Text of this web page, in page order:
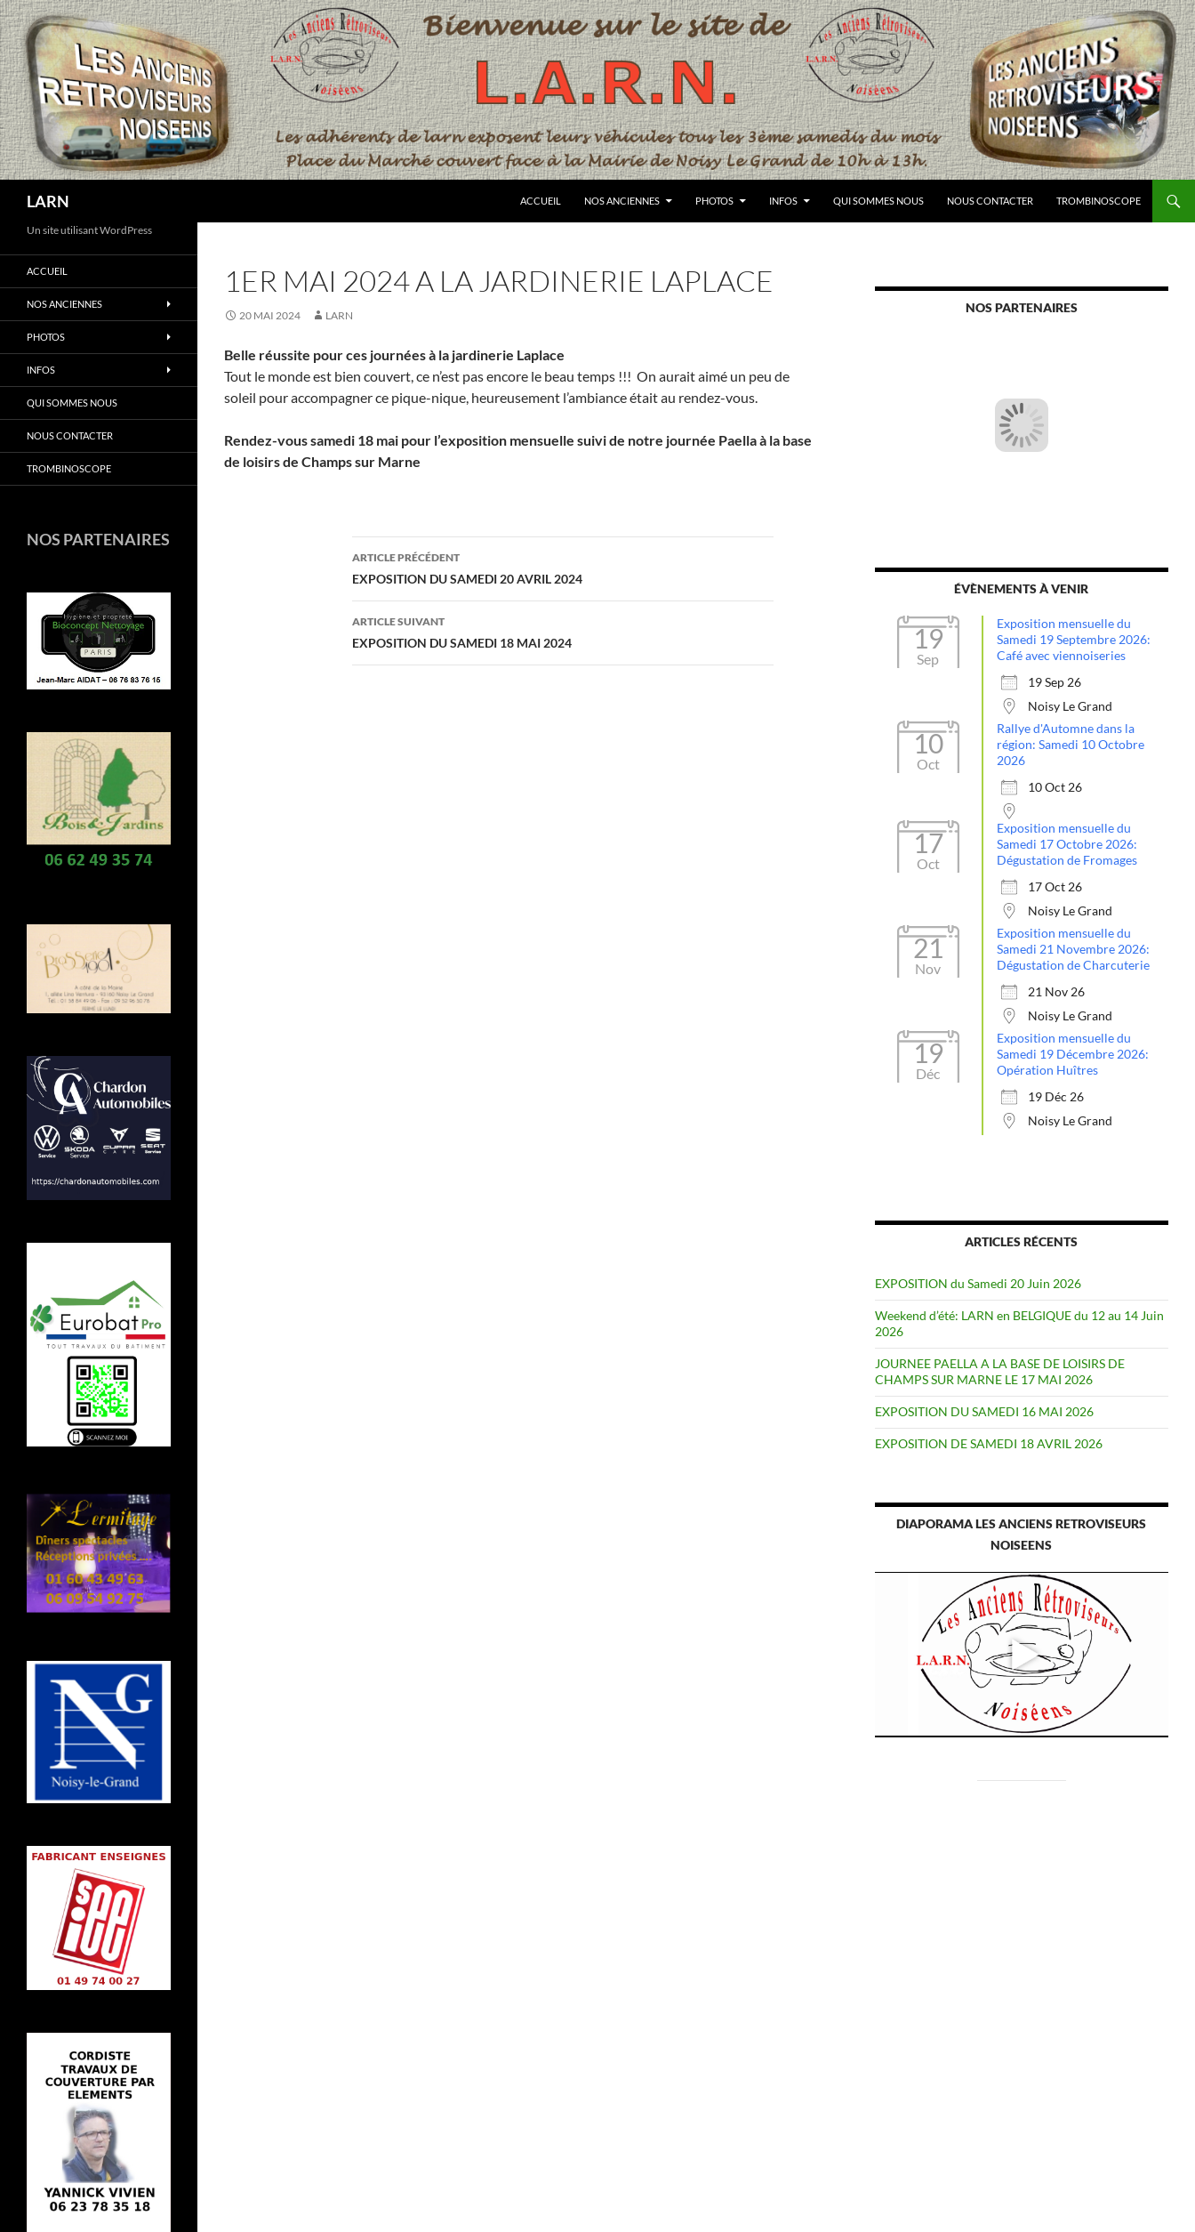
Aller
au
contenu
LARN ACCUEIL NOS ANCIENNES PHOTOS INFOS QUI SOMMES NOUS NOUS CONTACTER TROMBINOSCOPE
1ER MAI 2024 A LA JARDINERIE LAPLACE
20 MAI 2024 LARN
Belle réussite pour ces journées à la jardinerie Laplace
Tout le monde est bien couvert, ce n’est pas encore le beau temps !!! On aurait aimé un peu de
soleil pour accompagner ce pique-nique, heureusement l’ambiance était au rendez-vous.
Rendez-vous samedi 18 mai pour l’exposition mensuelle suivi de notre journée Paella à la base
de loisirs de Champs sur Marne
Navigation
des
articles
ARTICLE PRÉCÉDENT
EXPOSITION DU SAMEDI 20 AVRIL 2024
ARTICLE SUIVANT
EXPOSITION DU SAMEDI 18 MAI 2024
NOS PARTENAIRES
ÉVÈNEMENTS À VENIR
19
Sep
Exposition mensuelle du
Samedi 19 Septembre 2026:
Café avec viennoiseries
19 Sep 26
Noisy Le Grand
10
Oct
Rallye d'Automne dans la
région: Samedi 10 Octobre
2026
10 Oct 26
17
Oct
Exposition mensuelle du
Samedi 17 Octobre 2026:
Dégustation de Fromages
17 Oct 26
Noisy Le Grand
21
Nov
Exposition mensuelle du
Samedi 21 Novembre 2026:
Dégustation de Charcuterie
21 Nov 26
Noisy Le Grand
19
Déc
Exposition mensuelle du
Samedi 19 Décembre 2026:
Opération Huîtres
19 Déc 26
Noisy Le Grand
ARTICLES RÉCENTS
EXPOSITION du Samedi 20 Juin 2026
Weekend d’été: LARN en BELGIQUE du 12 au 14 Juin
2026
JOURNEE PAELLA A LA BASE DE LOISIRS DE
CHAMPS SUR MARNE LE 17 MAI 2026
EXPOSITION DU SAMEDI 16 MAI 2026
EXPOSITION DE SAMEDI 18 AVRIL 2026
DIAPORAMA LES ANCIENS RETROVISEURS
NOISEENS
Un site utilisant WordPress
ACCUEIL
NOS ANCIENNES
PHOTOS
INFOS
QUI SOMMES NOUS
NOUS CONTACTER
TROMBINOSCOPE
NOS PARTENAIRES